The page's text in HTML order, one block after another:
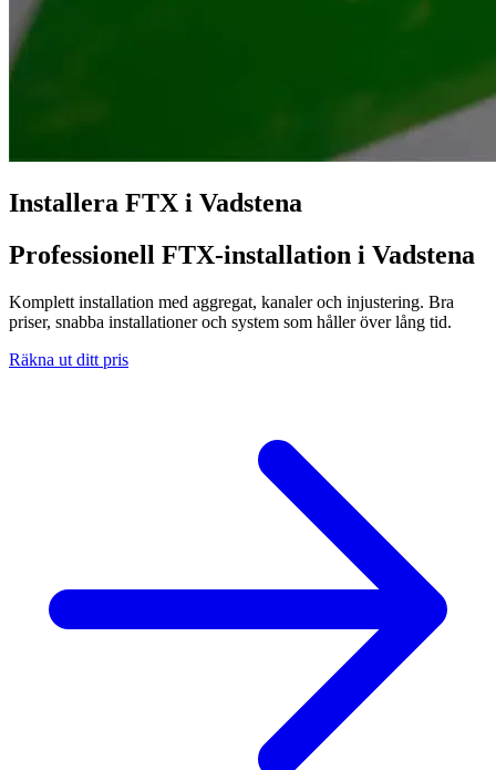
Installera FTX i Vadstena
Professionell FTX-installation i Vadstena
Komplett installation med aggregat, kanaler och injustering. Bra
priser, snabba installationer och system som håller över lång tid.
Räkna ut ditt pris